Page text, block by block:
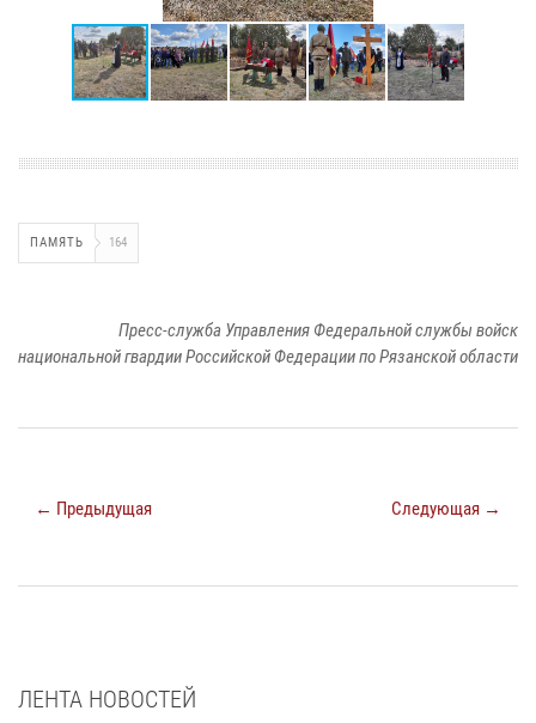
ПАМЯТЬ 164
Пресс-служба Управления Федеральной службы войск
национальной гвардии Российской Федерации по Рязанской области
← Предыдущая Следующая →
ЛЕНТА НОВОСТЕЙ